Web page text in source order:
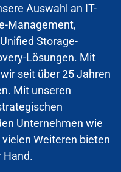
Auswahl an IT-
Management,
Storage-
Lösungen. Mit
seit über 25 Jahren
Mit unseren
Unternehmen wie
Weiteren bieten
Hand.